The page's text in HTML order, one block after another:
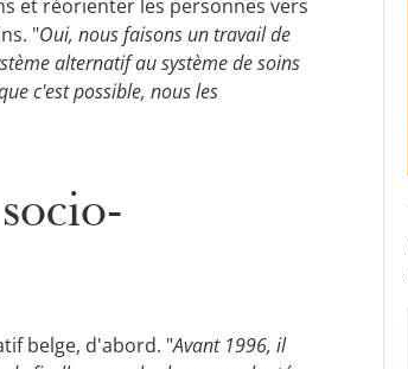
et réorienter les personnes vers
"Oui, nous faisons un travail de
alternatif au système de soins
c'est possible, nous les
belge, d'abord. "Avant 1996, il